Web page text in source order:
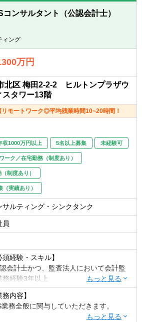
非公開求人とは？
求人情報
コンサルタント（公認会計士）
ィング
万円
北区 梅田2-2-2 ヒルトンプラザウ
スタワー13階
モートワーク◎平均残業時間10~20時間！
収1000万円以上 5名以上募集 未経験可
ーク／在宅勤務（制度あり）
制度あり）
実績あり）
サルティング・シンクタンク
員
須経験・スキル】
会計士かつ、監査法人において会計監
務経験3年以上
迎経験・スキル】
業務、FA業務などのFAS業務経験
務内容】
業務全般に関与していただきます。